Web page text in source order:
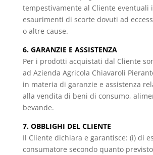
tempestivamente al Cliente eventuali
esaurimenti di scorte dovuti ad
o altre cause.
6. GARANZIE E ASSISTENZA
Per i prodotti acquistati dal Cliente
ad Azienda Agricola Chiavaroli
in materia di garanzie e assistenza
alla vendita di beni di consumo,
bevande.
7. OBBLIGHI DEL CLIENTE
Il Cliente dichiara e garantisce: (i) di
consumatore secondo quanto